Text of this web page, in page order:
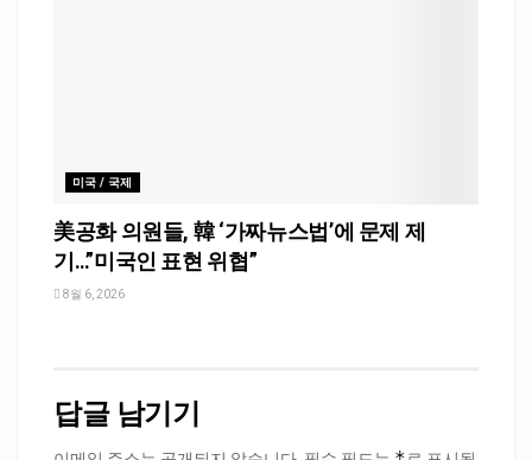
미국 / 국제
美공화 의원들, 韓 ‘가짜뉴스법’에 문제 제
기…”미국인 표현 위협”
8월 6, 2026
답글 남기기